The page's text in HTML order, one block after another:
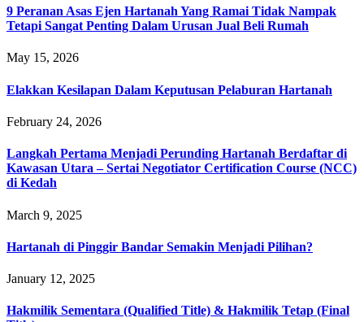
9 Peranan Asas Ejen Hartanah Yang Ramai Tidak Nampak
Tetapi Sangat Penting Dalam Urusan Jual Beli Rumah
May 15, 2026
Elakkan Kesilapan Dalam Keputusan Pelaburan Hartanah
February 24, 2026
Langkah Pertama Menjadi Perunding Hartanah Berdaftar di
Kawasan Utara – Sertai Negotiator Certification Course (NCC)
di Kedah
March 9, 2025
Hartanah di Pinggir Bandar Semakin Menjadi Pilihan?
January 12, 2025
Hakmilik Sementara (Qualified Title) & Hakmilik Tetap (Final